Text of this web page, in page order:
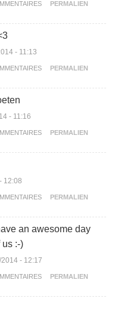
PERMALIEN
- 11:13
PERMALIEN
- 11:16
PERMALIEN
12:08
PERMALIEN
an awesome day
us :-)
- 12:17
PERMALIEN